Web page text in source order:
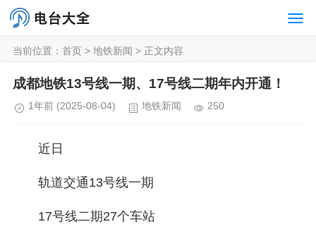
当前位置： 首页 > 地铁新闻 > 正文内容
成都地铁13号线一期、17号线二期年内开通！
1年前 (2025-08-04) 地铁新闻 250
近日
轨道交通13号线一期
17号线二期27个车站